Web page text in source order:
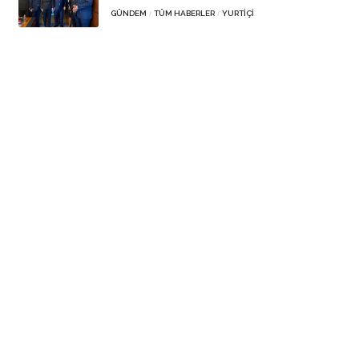
GÜNDEM TÜM HABERLER YURTIÇI